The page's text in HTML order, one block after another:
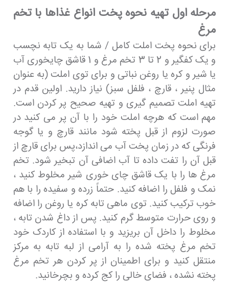
مرحله اول تهیه نحوه پخت انواع غذاها با تخم
مرغ
برای نحوه پخت املت کامل / شما به یک تابه نچسب
و یک کفگیر و 2 تا 3 تخم مرغ و 1 قاشق چایخوری آب
یا شیر و کره یا روغن نباتی و برای توی املت (به عنوان
مثال پنیر ، قارچ ، فلفل سبز) نیاز دارید. اولین قدم در
تهیه املت تصمیم گیری و تهیه صحیح پر کردن است.
مهم است كه هرچه املت خود را با آن پر می كنید در
صورت لزوم از قبل پخته شود مانند قارچ و یا گوجه
فرنگی که در زمان پخت آب می اندازد،پس برای قارچ از
قبل آن را تفت داده تا آب اضافی آن تبخیر شود. تخم
مرغ ها را با یک قاشق چای خوری شیر مخلوط کنید ،
نمک و فلفل را اضافه کنید. حتماً زرده و سفیده را با هم
خوب ترکیب کنید. توی ماهی تابه کره یا روغن را اضافه
و روی حرارت متوسط ​​گرم کنید. پس از داغ شدن تابه ،
مخلوط را داخل آن بریزید و با استفاده از کاردک خود
تخم مرغ پخته شده را به آرامی از لبه تابه به مرکز
منتقل کنید و برای اطمینان از پر کردن هر تخم مرغ
پخته نشده ، فضای خالی را کج کرده و بچرخانید.